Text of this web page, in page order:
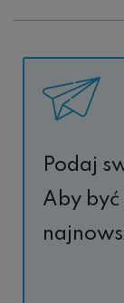
Podaj
Aby być